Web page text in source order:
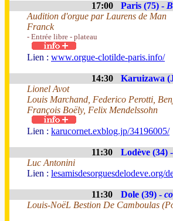
17:00 Paris (75) -
Audition d'orgue par Laurens de Man
Franck
- Entrée libre - plateau
Lien : www.orgue-clotilde-paris.info/
14:30
Karuizawa
Lionel Avot
Louis Marchand, Federico Perotti,
François Boëly, Felix Mendelssohn
Lien : karucornet.exblog.jp/34196005/
11:30 Lodève (34) -
Luc Antonini
Lien : lesamisdesorguesdelodeve.org/
11:30 Dole (39) -
Louis-NoëL Bestion De Camboulas